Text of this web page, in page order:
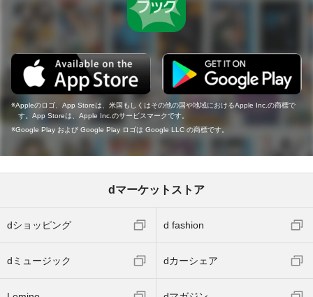
Appleのロゴ、App Storeは、米国もしくはその他の国や地域におけるApple Inc.の商標で
す。App Storeは、Apple Inc.のサービスマークです。
Google Play および Google Play ロゴは Google LLC の商標です。
dマーケットストア
dショッピング d fashion
dミュージック dカーシェア